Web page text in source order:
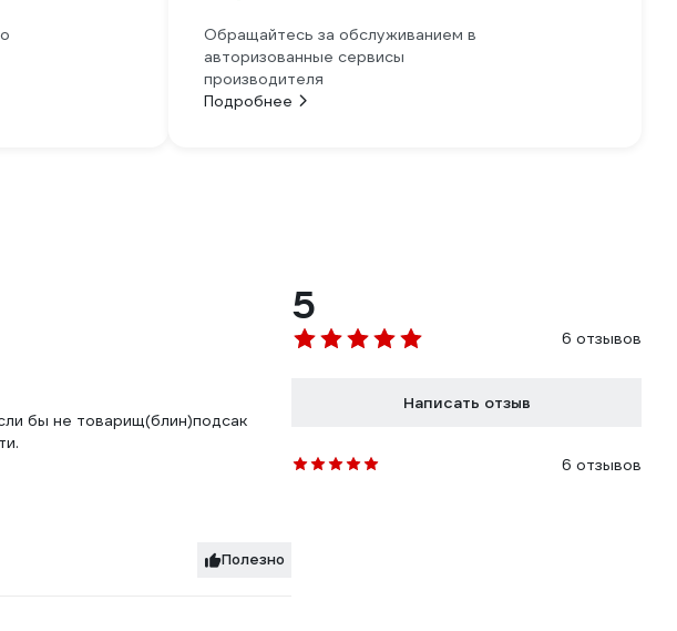
Обращайтесь за обслуживанием в
авторизованные сервисы
производителя
Подробнее
5
6 отзывов
Написать отзыв
6 отзывов
бы не товарищ(блин)подсак
Полезно